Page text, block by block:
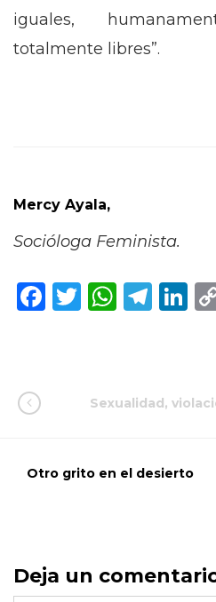
iguales,
totalmente libres”.
Mercy Ayala,
Socióloga Feminista.
Facebook
Twitter
Sexualidad,
Otro grito en el desierto
Deja un